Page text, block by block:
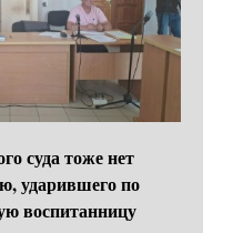
суда тоже нет
ударившего по
воспитанницу